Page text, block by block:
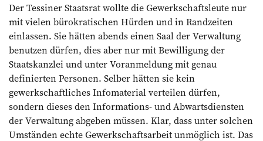
Der Tessiner Staatsrat wollte die Gewerkschaftsleute nur
mit vielen bürokratischen Hürden und in Randzeiten
einlassen. Sie hätten abends einen Saal der Verwaltung
benutzen dürfen, dies aber nur mit Bewilligung der
Staatskanzlei und unter Voranmeldung mit genau
definierten Personen. Selber hätten sie kein
gewerkschaftliches Infomaterial verteilen dürfen,
sondern dieses den Informations- und Abwartsdiensten
der Verwaltung abgeben müssen. Klar, dass unter solchen
Umständen echte Gewerkschaftsarbeit unmöglich ist. Das